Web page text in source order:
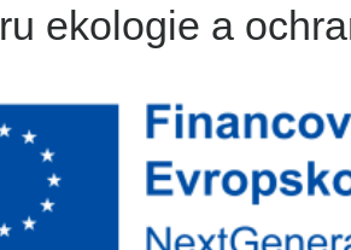
ekologie a